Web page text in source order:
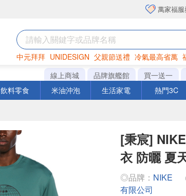
萬家福服
中元拜拜 UNIDESIGN 父親節送禮 冷氣最高省萬
巧克力 罐頭 衛生紙
線上商城 品牌旗艦館 買一送一
飲料零食 米油沖泡 生活家電 熱門3C
[秉宸]
衣 防曬 夏
◎品牌： NIKE
有限公司